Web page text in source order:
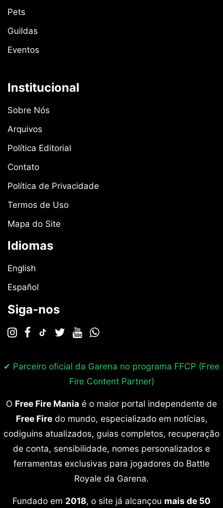
Pets
Guildas
Eventos
Institucional
Sobre Nós
Arquivos
Política Editorial
Contato
Política de Privacidade
Termos de Uso
Mapa do Site
Idiomas
English
Español
Siga-nos
✔ Parceiro oficial da Garena no programa FFCP (Free
Fire Content Partner)
O Free Fire Mania é o maior portal independente de
Free Firedo mundo, especializado em notícias,
codiguins atualizados, guias completos, recuperação
de conta, sensibilidade, nomes personalizados e
ferramentas exclusivas para jogadores do Battle
Royale da Garena.
Fundado em 2018, o site já alcançou mais de 50